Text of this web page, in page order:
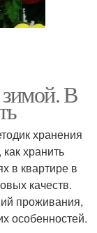
зимой. В
хранения
хранить
в квартире в
качеств.
проживания,
особенностей.